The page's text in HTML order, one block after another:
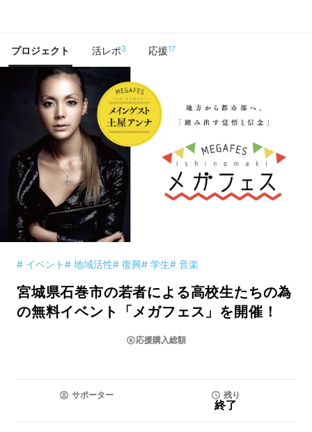
プロジェクト 活レポ3 応援17
# イベント# 地域活性# 復興# 学生# 音楽
宮城県石巻市の若者による高校生たちの為
の無料イベント「メガフェス」を開催！
応援購入総額
サポーター 残り
終了